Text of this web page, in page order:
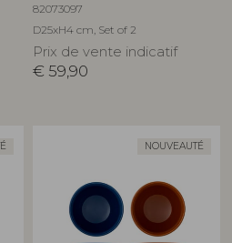
82073097
D25xH4 cm, Set of 2
Prix de vente indicatif
€ 59,90
NOUVEAUTÉ